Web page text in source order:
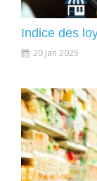
Indice des
20 Jan 2025